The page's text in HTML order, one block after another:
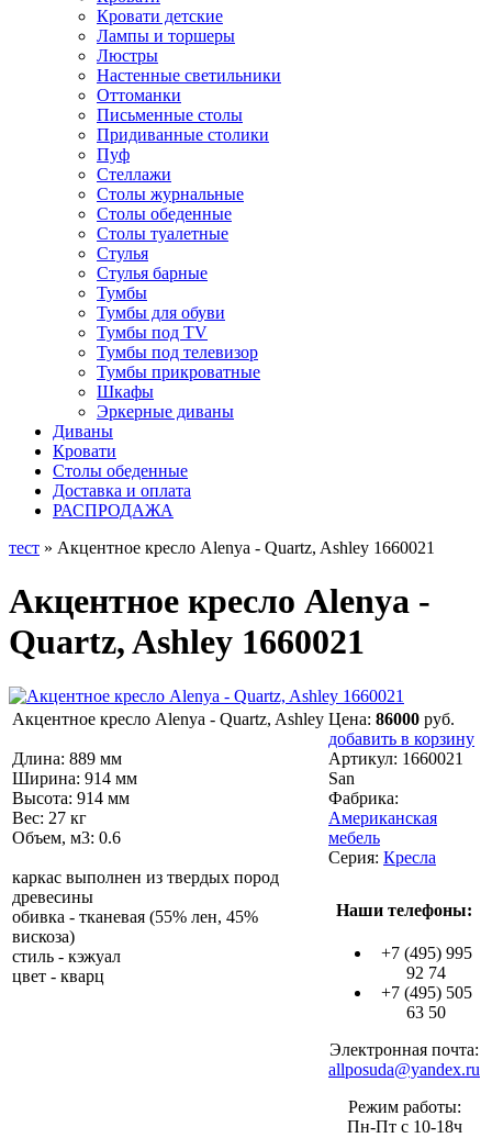
Кровати детские
Лампы и торшеры
Люстры
Настенные светильники
Оттоманки
Письменные столы
Придиванные столики
Пуф
Стеллажи
Столы журнальные
Столы обеденные
Столы туалетные
Стулья
Стулья барные
Тумбы
Тумбы для обуви
Тумбы под TV
Тумбы под телевизор
Тумбы прикроватные
Шкафы
Эркерные диваны
Диваны
Кровати
Столы обеденные
Доставка и оплата
РАСПРОДАЖА
тест » Акцентное кресло Alenya - Quartz, Ashley 1660021
Акцентное кресло Alenya -
Quartz, Ashley 1660021
Акцентное кресло Alenya - Quartz, Ashley
Длина: 889 мм
Ширина: 914 мм
Высота: 914 мм
Вес: 27 кг
Объем, м3: 0.6
каркас выполнен из твердых пород
древесины
обивка - тканевая (55% лен, 45%
вискоза)
стиль - кэжуал
цвет - кварц
Цена: 86000 руб.
добавить в корзину
Артикул: 1660021
San
Фабрика:
Американская
мебель
Серия: Кресла
Наши телефоны:
+7 (495) 995
92 74
+7 (495) 505
63 50
Электронная почта:
allposuda@yandex.ru
Режим работы:
Пн-Пт с 10-18ч